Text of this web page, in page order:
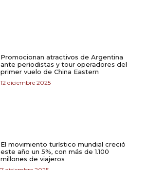
Promocionan atractivos de Argentina
ante periodistas y tour operadores del
primer vuelo de China Eastern
12 diciembre 2025
El movimiento turístico mundial creció
este año un 5%, con más de 1.100
millones de viajeros